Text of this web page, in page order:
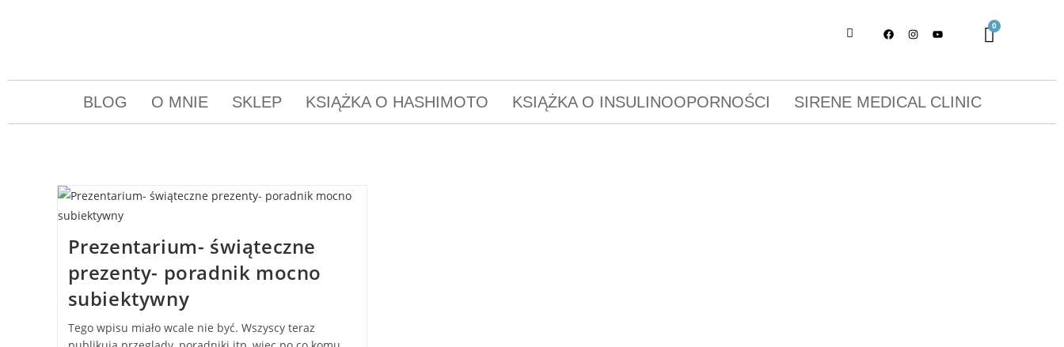
BLOG O MNIE SKLEP KSIĄŻKA O HASHIMOTO KSIĄŻKA O INSULINOOPORNOŚCI SIRENE MEDICAL CLINIC
Prezentarium- świąteczne
prezenty- poradnik mocno
subiektywny
Tego wpisu miało wcale nie być. Wszyscy teraz